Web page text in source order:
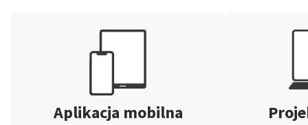
Aplikacja mobilna